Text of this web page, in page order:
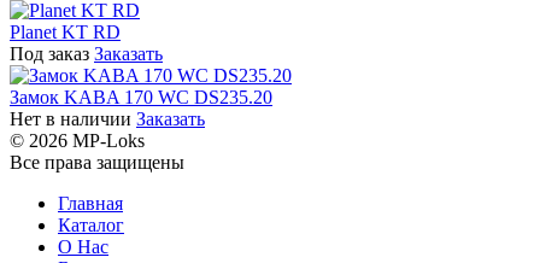
Planet KT RD
Под заказ Заказать
Замок KABA 170 WC DS235.20
Нет в наличии Заказать
© 2026 MP-Loks
Все права защищены
Главная
Каталог
О Нас